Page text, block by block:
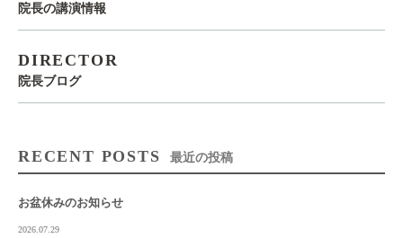
院長の講演情報
DIRECTOR
院長ブログ
RECENT POSTS 最近の投稿
お盆休みのお知らせ
2026.07.29